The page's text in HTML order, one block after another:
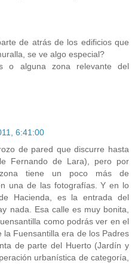
de atrás de los edificios que
se ve algo especial?
o alguna zona relevante del
6:41:00
de pared que discurre hasta
Fernando de Lara), pero por
tiene un poco más de
una de las fotografías. Y en lo
Hacienda, es la entrada del
nada. Esa calle es muy bonita,
como podrás ver en el
la Fuensantilla era de los Padres
de parte del Huerto (Jardín y
urbanística de categoría,